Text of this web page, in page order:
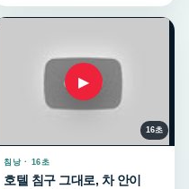
▶
16초
침낭 · 16초
호텔 침구 그대로, 차 안이